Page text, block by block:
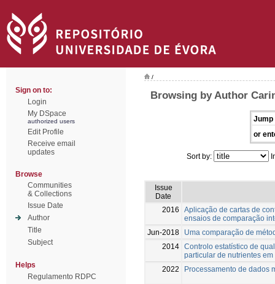
Sign on to:
Login
My DSpace
authorized users
Edit Profile
Receive email
updates
Browse
Communities
& Collections
Issue Date
Author
Title
Subject
Helps
Regulamento RDPC
/
Browsing by Author
Jump
or
Sort by:
Issue
Date
2016
Aplicação de cartas de
ensaios de comparação
Jun-2018
Uma comparação de
2014 Controlo estatístico de
particular de nutrientes
2022
Processamento de dados